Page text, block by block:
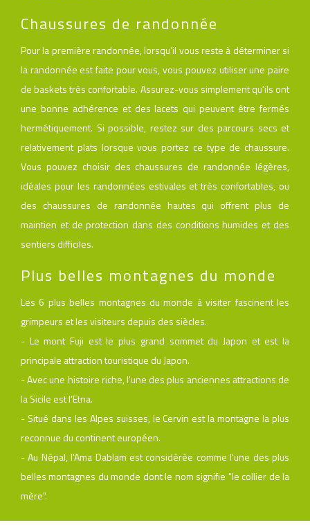
Chaussures de randonnée
Pour la première randonnée, lorsqu'il vous reste à déterminer si
la randonnée est faite pour vous, vous pouvez utiliser une paire
de baskets très confortable. Assurez-vous simplement qu'ils ont
une bonne adhérence et des lacets qui peuvent être fermés
hermétiquement. Si possible, restez sur des parcours secs et
relativement plats lorsque vous portez ce type de chaussure.
Vous pouvez choisir des chaussures de randonnée légères,
idéales pour les randonnées estivales et très confortables, ou
des chaussures de randonnée hautes qui offrent plus de
maintien et de protection dans des conditions humides et des
sentiers difficiles.
Plus belles montagnes du monde
Les 6 plus belles montagnes du monde à visiter fascinent les
grimpeurs et les visiteurs depuis des siècles.
- Le mont Fuji est le plus grand sommet du Japon et est la
principale attraction touristique du Japon.
- Avec une histoire riche, l'une des plus anciennes attractions de
la Sicile est l'Etna.
- Situé dans les Alpes suisses, le Cervin est la montagne la plus
reconnue du continent européen.
- Au Népal, l'Ama Dablam est considérée comme l'une des plus
belles montagnes du monde dont le nom signifie "le collier de la
mère".